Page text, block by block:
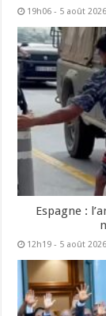
19h06 - 5 août 2026
Espagne :
12h19 - 5 août 2026